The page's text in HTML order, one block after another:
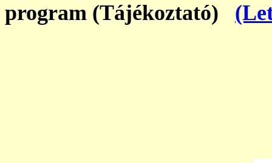
program (Tájékoztató)